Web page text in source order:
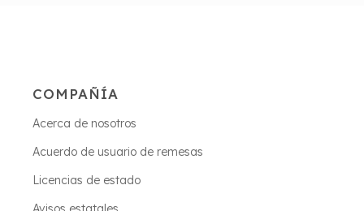
COMPAÑÍA
Acerca de nosotros
Acuerdo de usuario de remesas
Licencias de estado